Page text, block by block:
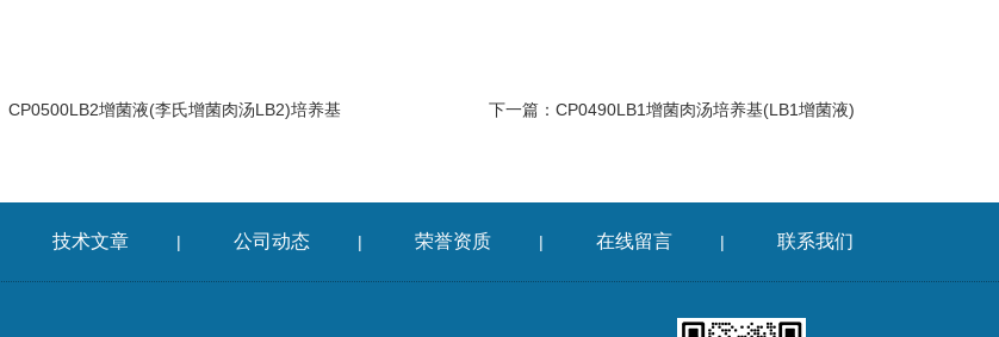
CP0500LB2增菌液(李氏增菌肉汤LB2)培养基 下一篇： CP0490LB1增菌肉汤培养基(LB1增菌液)
技术文章 | 公司动态 | 荣誉资质 | 在线留言 | 联系我们